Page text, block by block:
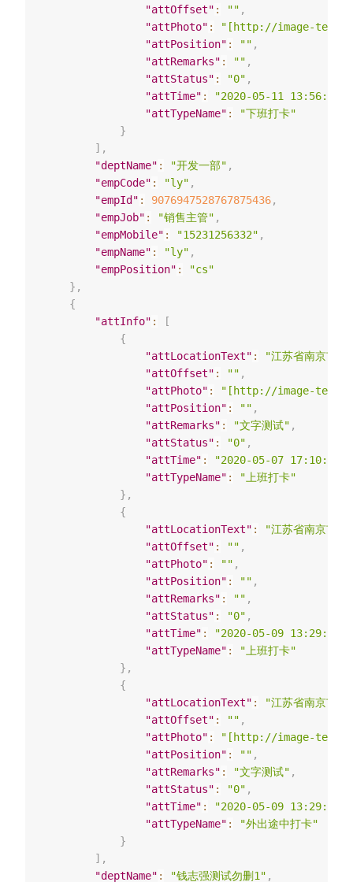
"attOffset" : "" ,
"attPhoto" :
"[http://image-
"attPosition" : "" ,
"attRemarks" : "" ,
"attStatus" : "0" ,
"attTime" : "2020-05-11 13:56:14"
"attTypeName" :
"下班打卡"
}
] ,
"deptName" : "开发一部" ,
"empCode" : "ly" ,
"empId" : 9076947528767875436,
"empJob" : "销售主管" ,
"empMobile" : "15231256332" ,
"empName" : "ly" ,
"empPosition" :
"cs"
} ,
{
"attInfo" :
[
{
"attLocationText" :
"江苏省南京市建
"attOffset" : "" ,
"attPhoto" :
"[http://image-
"attPosition" : "" ,
"attRemarks" : "文字测试" ,
"attStatus" : "0" ,
"attTime" : "2020-05-07 17:10:56"
"attTypeName" :
"上班打卡"
} ,
{
"attLocationText" :
"江苏省南京市建
"attOffset" : "" ,
"attPhoto" : "" ,
"attPosition" : "" ,
"attRemarks" : "" ,
"attStatus" : "0" ,
"attTime" : "2020-05-09 13:29:02"
"attTypeName" :
"上班打卡"
} ,
{
"attLocationText" :
"江苏省南京市建
"attOffset" : "" ,
"attPhoto" :
"[http://image-
"attPosition" : "" ,
"attRemarks" : "文字测试" ,
"attStatus" : "0" ,
"attTime" : "2020-05-09 13:29:09"
"attTypeName" :
"外出途中打卡"
}
] ,
"deptName" : "钱志强测试勿删1" ,